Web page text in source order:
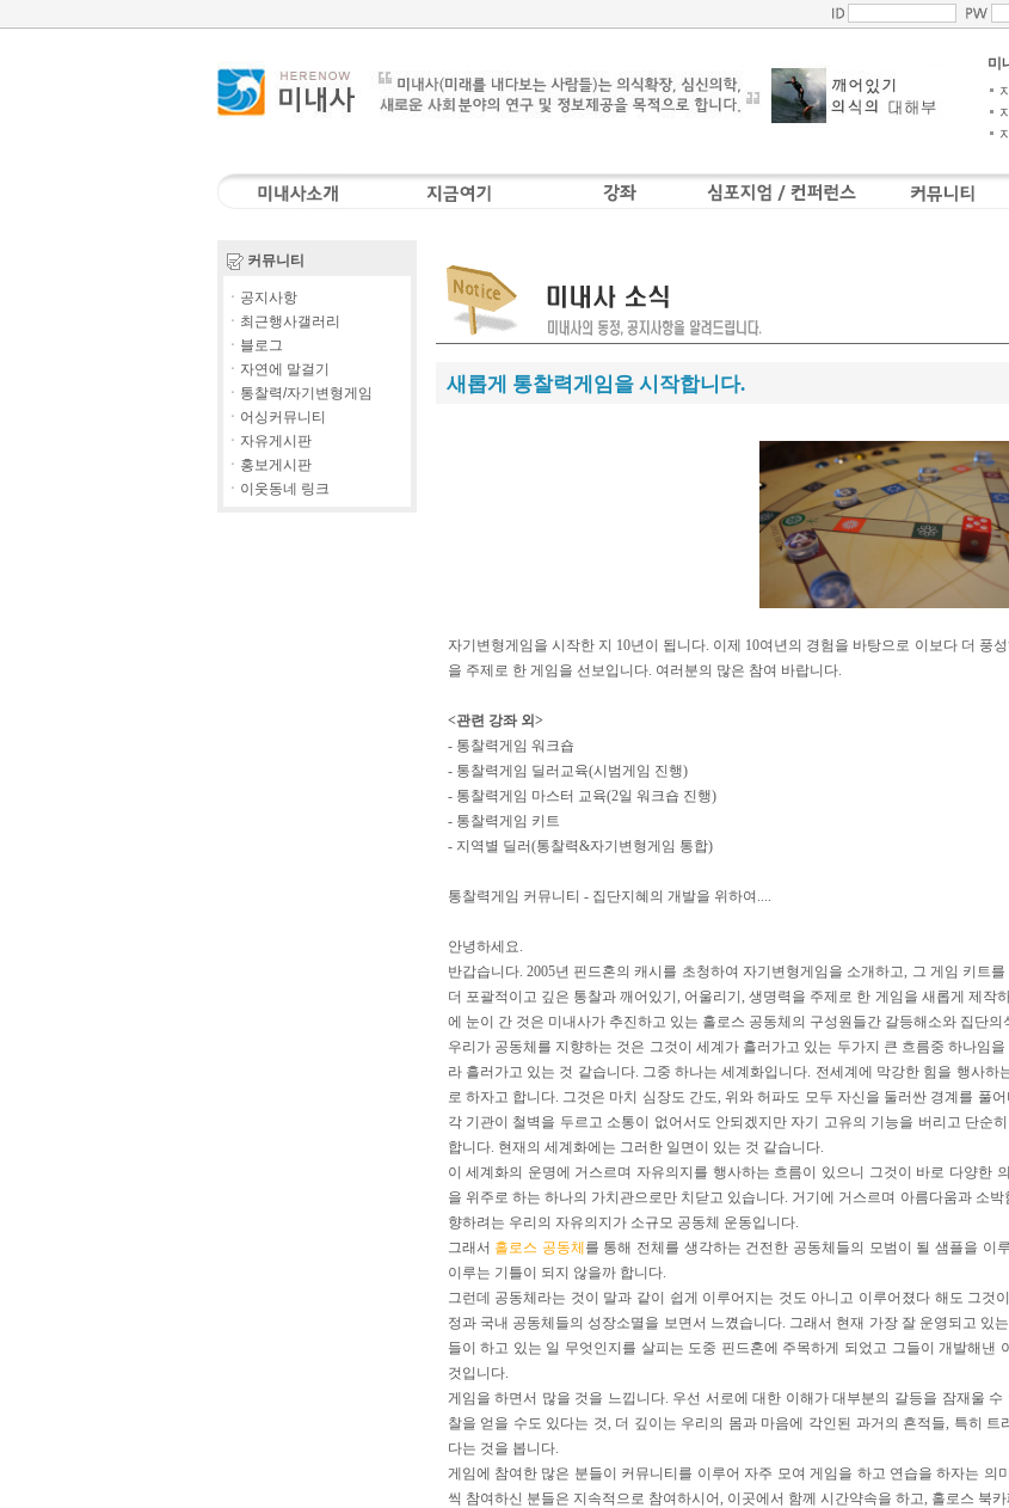
미
커뮤니티
ㆍ공지사항
ㆍ최근행사갤러리
ㆍ블로그
ㆍ자연에 말걸기
ㆍ통찰력/자기변형게임
ㆍ어싱커뮤니티
ㆍ자유게시판
ㆍ홍보게시판
ㆍ이웃동네 링크
새롭게 통찰력게임을 시작합니다.
자기변형게임을 시작한 지 10년이 됩니다. 이제 10여년의 경험을 바탕으로 이보다 더 풍
을 주제로 한 게임을 선보입니다. 여러분의 많은 참여 바랍니다.
<관련 강좌 외>
- 통찰력게임 워크숍
- 통찰력게임 딜러교육(시범게임 진행)
- 통찰력게임 마스터 교육(2일 워크숍 진행)
- 통찰력게임 키트
- 지역별 딜러(통찰력&자기변형게임 통합)
통찰력게임 커뮤니티 - 집단지혜의 개발을 위하여....
안녕하세요.
반갑습니다. 2005년 핀드혼의 캐시를 초청하여 자기변형게임을 소개하고, 그 게임 키트
더 포괄적이고 깊은 통찰과 깨어있기, 어울리기, 생명력을 주제로 한 게임을 새롭게 제작
에 눈이 간 것은 미내사가 추진하고 있는 홀로스 공동체의 구성원들간 갈등해소와 집단
우리가 공동체를 지향하는 것은 그것이 세계가 흘러가고 있는 두가지 큰 흐름중 하나임
라 흘러가고 있는 것 같습니다. 그중 하나는 세계화입니다. 전세계에 막강한 힘을 행사
로 하자고 합니다. 그것은 마치 심장도 간도, 위와 허파도 모두 자신을 둘러싼 경계를 풀
각 기관이 철벽을 두르고 소통이 없어서도 안되겠지만 자기 고유의 기능을 버리고 단순
합니다. 현재의 세계화에는 그러한 일면이 있는 것 같습니다.
이 세계화의 운명에 거스르며 자유의지를 행사하는 흐름이 있으니 그것이 바로 다양한
을 위주로 하는 하나의 가치관으로만 치닫고 있습니다. 거기에 거스르며 아름다움과 소
향하려는 우리의 자유의지가 소규모 공동체 운동입니다.
그래서 홀로스 공동체 를 통해 전체를 생각하는 건전한 공동체들의 모범이 될 샘플을 이
이루는 기틀이 되지 않을까 합니다.
그런데 공동체라는 것이 말과 같이 쉽게 이루어지는 것도 아니고 이루어졌다 해도 그것
정과 국내 공동체들의 성장소멸을 보면서 느꼈습니다. 그래서 현재 가장 잘 운영되고 있
들이 하고 있는 일 무엇인지를 살피는 도중 핀드혼에 주목하게 되었고 그들이 개발해낸
것입니다.
게임을 하면서 많을 것을 느낍니다. 우선 서로에 대한 이해가 대부분의 갈등을 잠재울
찰을 얻을 수도 있다는 것, 더 깊이는 우리의 몸과 마음에 각인된 과거의 흔적들, 특히
다는 것을 봅니다.
게임에 참여한 많은 분들이 커뮤니티를 이루어 자주 모여 게임을 하고 연습을 하자는 의
씩 참여하신 분들은 지속적으로 참여하시어, 이곳에서 함께 시간약속을 하고, 홀로스 북